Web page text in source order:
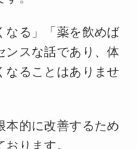
なる」「薬を飲めば
ンスな話であり、体
なることはありませ
本的に改善するため
ります。